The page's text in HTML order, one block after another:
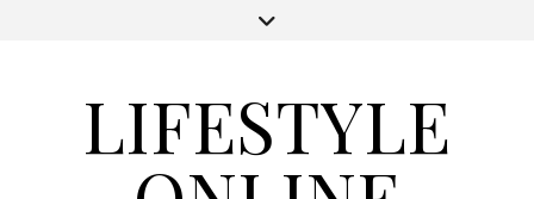
LIFESTYLE